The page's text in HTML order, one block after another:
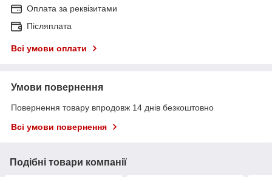
Оплата за реквізитами
Післяплата
Всі умови оплати
Умови повернення
Повернення товару впродовж 14 днів безкоштовно
Всі умови повернення
Подібні товари компанії